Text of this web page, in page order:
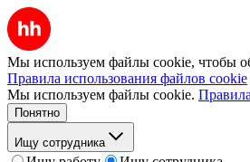
Мы используем файлы cookie, чтобы
Правила использования файлов cookie
Мы используем файлы cookie.
Понятно
Ищу сотрудника